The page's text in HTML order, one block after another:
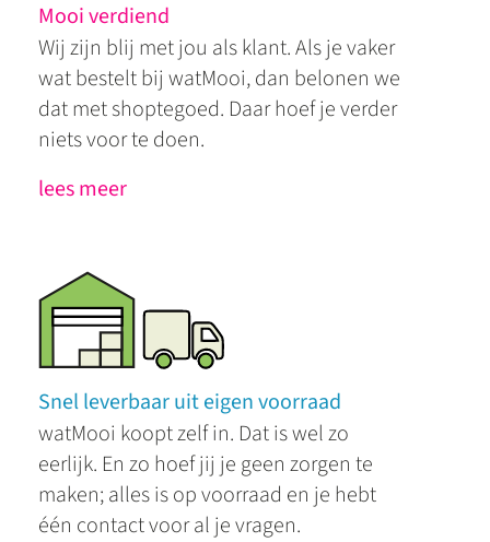
Mooi verdiend
Wij zijn blij met jou als klant. Als je vaker
wat bestelt bij watMooi, dan belonen we
dat met shoptegoed. Daar hoef je verder
niets voor te doen.
lees meer
Snel leverbaar uit eigen voorraad
watMooi koopt zelf in. Dat is wel zo
eerlijk. En zo hoef jij je geen zorgen te
maken; alles is op voorraad en je hebt
één contact voor al je vragen.